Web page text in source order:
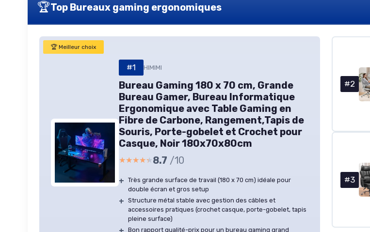
🏆Top Bureaux gaming ergonomiques
🏆 Meilleur choix
#1 HIMIMI
Bureau Gaming 180 x 70 cm, Grande
Bureau Gamer, Bureau Informatique
Ergonomique avec Table Gaming en
Fibre de Carbone, Rangement,Tapis de
Souris, Porte-gobelet et Crochet pour
Casque, Noir 180x70x80cm
★★★★★
★★★★★8.7 /10
+ Très grande surface de travail (180 x 70 cm) idéale pour
double écran et gros setup
+ Structure métal stable avec gestion des câbles et
accessoires pratiques (crochet casque, porte-gobelet, tapis
pleine surface)
Bon rapport qualité-prix pour un bureau gaming grand
#2
#3